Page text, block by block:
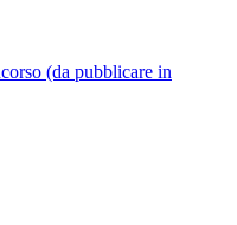
(da pubblicare in